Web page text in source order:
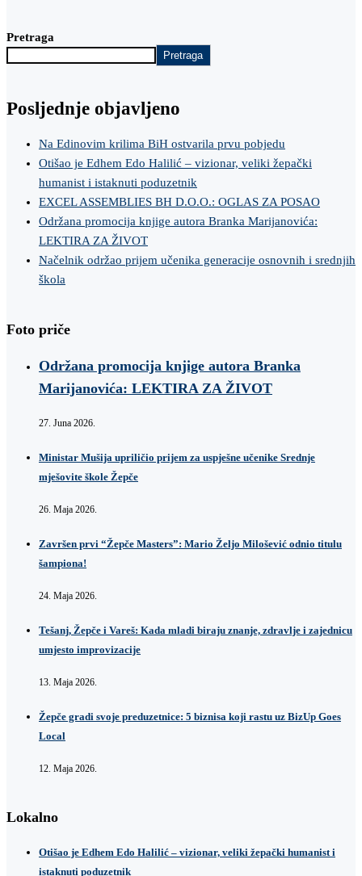
Pretraga
Pretraga
Posljednje objavljeno
Na Edinovim krilima BiH ostvarila prvu pobjedu
Otišao je Edhem Edo Halilić – vizionar, veliki žepački
humanist i istaknuti poduzetnik
EXCEL ASSEMBLIES BH D.O.O.: OGLAS ZA POSAO
Održana promocija knjige autora Branka Marijanovića:
LEKTIRA ZA ŽIVOT
Načelnik održao prijem učenika generacije osnovnih i srednjih
škola
Foto priče
Održana promocija knjige autora Branka
Marijanovića: LEKTIRA ZA ŽIVOT
27. Juna 2026.
Ministar Mušija upriličio prijem za uspješne učenike Srednje
mješovite škole Žepče
26. Maja 2026.
Završen prvi “Žepče Masters”: Mario Željo Milošević odnio titulu
šampiona!
24. Maja 2026.
Tešanj, Žepče i Vareš: Kada mladi biraju znanje, zdravlje i zajednicu
umjesto improvizacije
13. Maja 2026.
Žepče gradi svoje preduzetnice: 5 biznisa koji rastu uz BizUp Goes
Local
12. Maja 2026.
Lokalno
Otišao je Edhem Edo Halilić – vizionar, veliki žepački humanist i
istaknuti poduzetnik